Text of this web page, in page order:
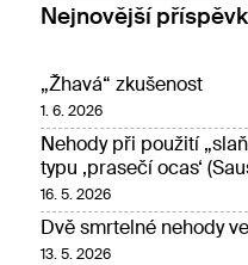
Nejnovější
„Žhavá“ zkušenost
1. 6. 2026
Nehody při použití
typu ‚prasečí ocas‘
16. 5. 2026
Dvě smrtelné nehody
13. 5. 2026